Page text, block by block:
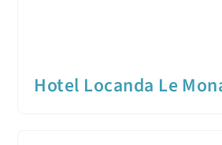
Hotel Locanda Le